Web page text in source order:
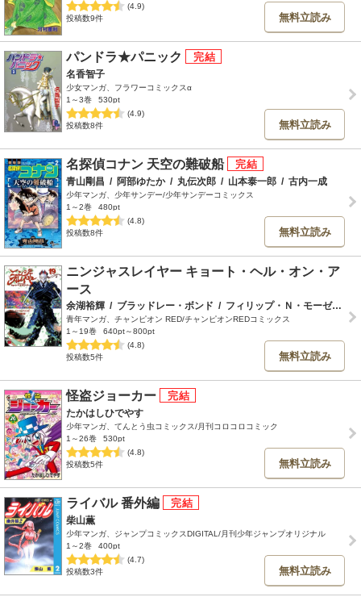
(4.9)
投稿数9件
無料立読み
パンドラ★パニック
名香智子
少女マンガ、フラワーコミックスα
1～3巻
530pt
(4.9)
投稿数8件
無料立読み
名探偵コナン 天空の難破船
青山剛昌 / 阿部ゆたか / 丸伝次郎 / 山本泰一郎 / 古内一成
少年マンガ、少年サンデー/少年サンデーコミックス
1～2巻
480pt
(4.8)
投稿数8件
無料立読み
ニンジャスレイヤー キョート・ヘル・オン・ア
ース
余湖裕輝 / ブラッドレー・ボンド / フィリップ・Ｎ・モーゼズ
青年マンガ、チャンピオン RED/チャンピオンREDコミックス
1～19巻
640pt～800pt
(4.8)
投稿数5件
無料立読み
怪盗ジョーカー
たかはしひでやす
少年マンガ、てんとう虫コミックス/月刊コロコロコミック
1～26巻
530pt
(4.8)
投稿数5件
無料立読み
ライバル 番外編
柴山薫
少年マンガ、ジャンプコミックスDIGITAL/月刊少年ジャンプオリジナル
1～2巻
400pt
(4.7)
投稿数3件
無料立読み